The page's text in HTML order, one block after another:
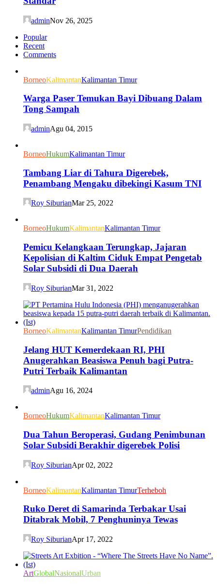
adminNov 26, 2025
Popular
Recent
Comments
BorneoKalimantanKalimantan Timur
Warga Paser Temukan Bayi Dibuang Dalam
Tong Sampah
adminAgu 04, 2015
BorneoHukumKalimantan Timur
Tambang Liar di Tahura Digerebek,
Penambang Mengaku dibekingi Kasum TNI
Roy SiburianMar 25, 2022
BorneoHukumKalimantanKalimantan Timur
Pemicu Kelangkaan Terungkap, Jajaran
Kepolisian di Kaltim Ciduk Empat Pengetab
Solar Subsidi di Dua Daerah
Roy SiburianMar 31, 2022
BorneoKalimantanKalimantan TimurPendidikan
Jelang HUT Kemerdekaan RI, PHI
Anugerahkan Beasiswa Penuh bagi Putra-
Putri Terbaik Kalimantan
adminAgu 16, 2024
BorneoHukumKalimantanKalimantan Timur
Dua Tahun Beroperasi, Gudang Penimbunan
Solar Subsidi Berakhir digerebek Polisi
Roy SiburianApr 02, 2022
BorneoKalimantanKalimantan TimurTerheboh
Ruko Deret di Samarinda Terbakar Usai
Ditabrak Mobil, 7 Penghuninya Tewas
Roy SiburianApr 17, 2022
ArtGlobalNasionalUrban